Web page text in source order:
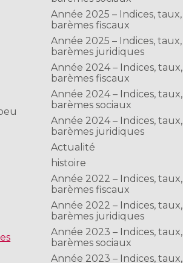
Année 2025 – Indices, taux,
barèmes fiscaux
Année 2025 – Indices, taux,
barèmes juridiques
Année 2024 – Indices, taux,
barèmes fiscaux
Année 2024 – Indices, taux,
barèmes sociaux
Année 2024 – Indices, taux,
barèmes juridiques
Actualité
histoire
Année 2022 – Indices, taux,
barèmes fiscaux
Année 2022 – Indices, taux,
barèmes juridiques
Année 2023 – Indices, taux,
barèmes sociaux
Année 2023 – Indices, taux,